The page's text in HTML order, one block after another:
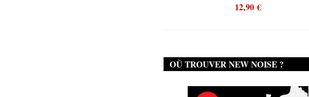
12,90€
OÙ TROUVER NEW NOISE ?